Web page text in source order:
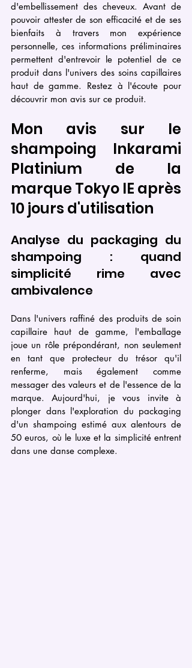
d'embellissement des cheveux. Avant de
pouvoir attester de son efficacité et de ses
bienfaits à travers mon expérience
personnelle, ces informations préliminaires
permettent d'entrevoir le potentiel de ce
produit dans l'univers des soins capillaires
haut de gamme. Restez à l'écoute pour
découvrir mon avis sur ce produit.
Mon avis sur le
shampoing Inkarami
Platinium de la
marque Tokyo IE après
10 jours d'utilisation
Analyse du packaging du
shampoing : quand
simplicité rime avec
ambivalence
Dans l'univers raffiné des produits de soin
capillaire haut de gamme, l'emballage
joue un rôle prépondérant, non seulement
en tant que protecteur du trésor qu'il
renferme, mais également comme
messager des valeurs et de l'essence de la
marque. Aujourd'hui, je vous invite à
plonger dans l'exploration du packaging
d'un shampoing estimé aux alentours de
50 euros, où le luxe et la simplicité entrent
dans une danse complexe.